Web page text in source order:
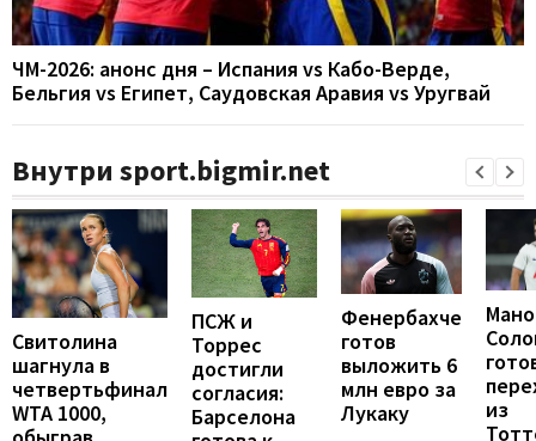
ЧМ-2026: анонс дня – Испания vs Кабо-Верде,
Бельгия vs Египет, Саудовская Аравия vs Уругвай
Внутри sport.bigmir.net
Свитолина
шагнула в
четвертьфинал
WTA 1000,
ПСЖ и
Торрес
достигли
согласия:
Барселона
Фенербахче
готов
выложить 6
млн евро за
Лукаку
из